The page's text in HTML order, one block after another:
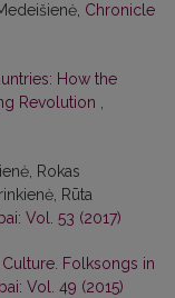
Chronicle
How the
Revolution ,
Rokas
Rūta
Vol. 53 (2017)
Folksongs in
Vol. 49 (2015)